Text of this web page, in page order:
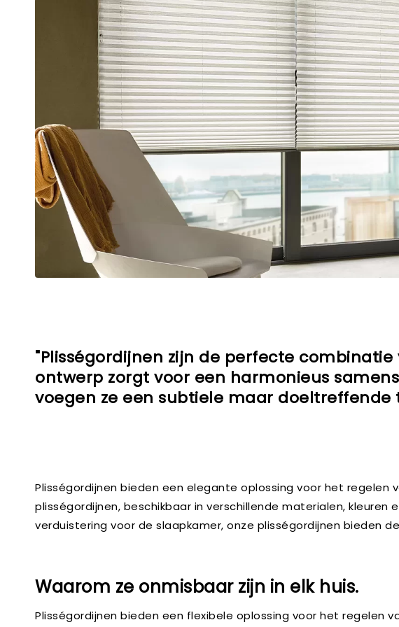
"Plisségordijnen zijn de perfecte
ontwerp zorgt voor een harmonieus
voegen ze een subtiele maar
Plisségordijnen bieden een elegante oplossing voor het regelen
plisségordijnen, beschikbaar in verschillende materialen,
verduistering voor de slaapkamer, onze plisségordijnen bieden
Waarom ze onmisbaar zijn in elk huis.
Plisségordijnen bieden een flexibele oplossing voor het